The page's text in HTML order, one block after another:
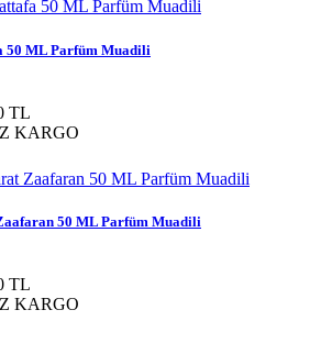
50 ML Parfüm Muadili
TL
KARGO
50 ML Parfüm Muadili
TL
KARGO